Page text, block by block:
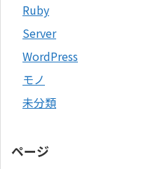
Ruby
Server
WordPress
モノ
未分類
ページ